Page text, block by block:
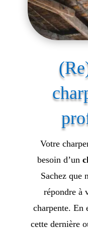
Votre
besoin d’un
Sachez que
répondre à
charpente. En
cette dernière